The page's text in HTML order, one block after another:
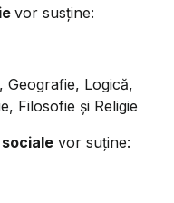
vor susține:
Logică,
Filosofie și Religie
vor suține: